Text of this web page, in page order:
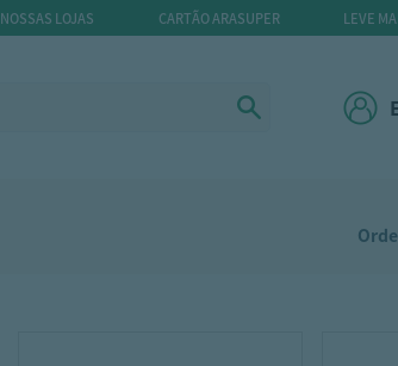
NOSSAS LOJAS CARTÃO ARASUPER LEVE